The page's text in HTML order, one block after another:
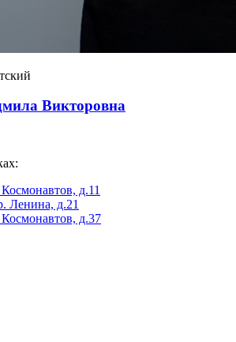
Викторовна
д.11
Ленина, д.21
д.37